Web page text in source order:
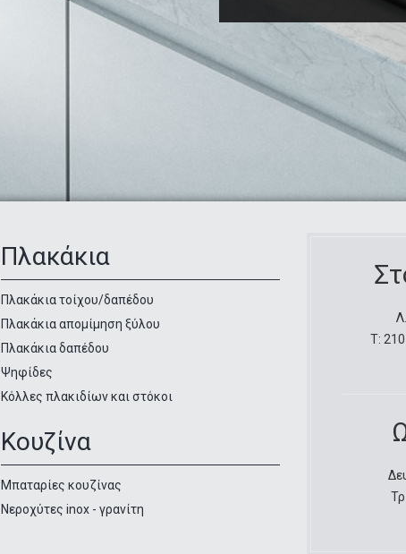
Πλακάκια
Πλακάκια τοίχου/δαπέδου
Πλακάκια απομίμηση ξύλου
Πλακάκια δαπέδου
Ψηφίδες
Κόλλες πλακιδίων και στόκοι
Κουζίνα
Μπαταρίες κουζίνας
Νεροχύτες inox - γρανίτη
Τ: